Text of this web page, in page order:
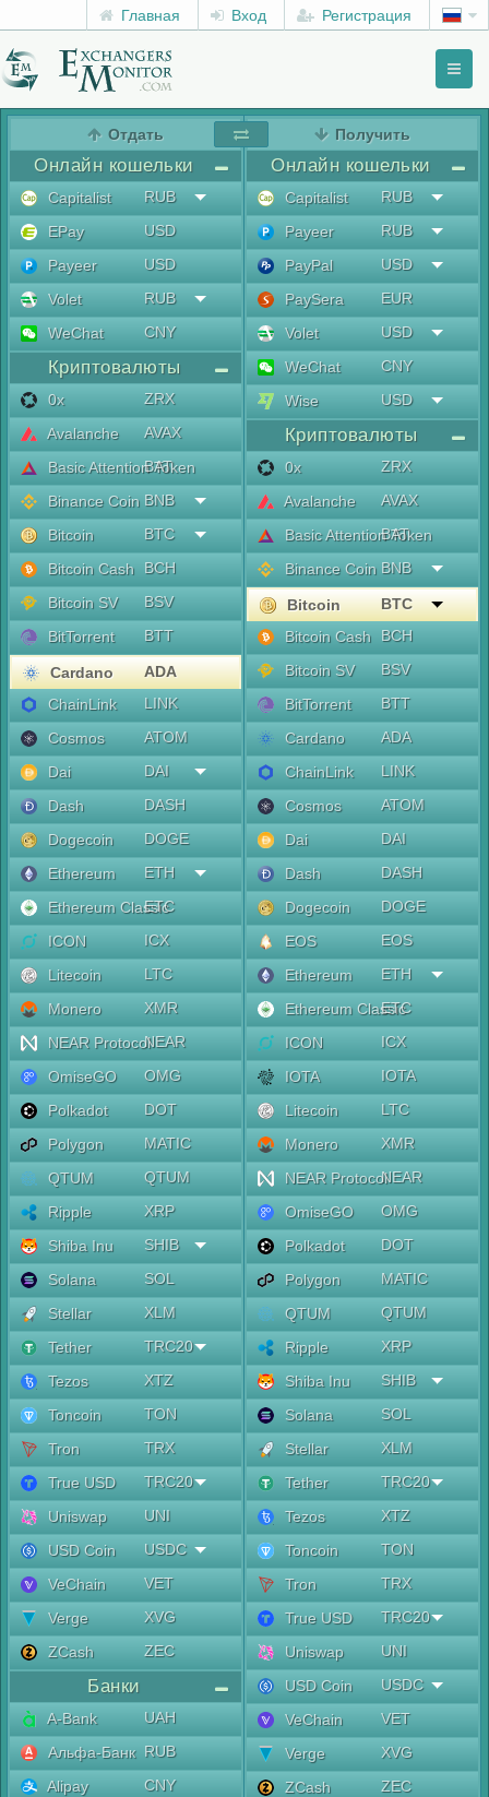
Главная Вход Регистрация
Отдать
Онлайн кошельки
Capitalist
RUB
EPay
USD
Payeer
USD
Volet
RUB
WeChat
CNY
Криптовалюты
0x
ZRX
Avalanche
AVAX
Basic Attention Token
BAT
Binance Coin BNB
Bitcoin
BTC
Bitcoin Cash
BCH
Bitcoin SV
BSV
BitTorrent
BTT
Cardano
ADA
ChainLink
LINK
Cosmos
ATOM
Dai
DAI
Dash
DASH
Dogecoin
DOGE
Ethereum
ETH
Ethereum Classic
ETC
ICON
ICX
Litecoin
LTC
Monero
XMR
NEAR ProtocolNEAR
OmiseGO
OMG
Polkadot
DOT
Polygon
MATIC
QTUM
QTUM
Ripple
XRP
Shiba Inu
SHIB
Solana
SOL
Stellar
XLM
Tether
TRC20
Tezos
XTZ
Toncoin
TON
Tron
TRX
True USD
TRC20
Uniswap
UNI
USD Coin
USDC
VeChain
VET
Verge
XVG
ZCash
ZEC
Банки
A-Bank
UAH
Альфа-Банк RUB
Alipay
CNY
Получить
Онлайн кошельки
Capitalist
RUB
Payeer
RUB
PayPal
USD
PaySera
EUR
Volet
USD
WeChat
CNY
Wise
USD
Криптовалюты
0x
ZRX
Avalanche
AVAX
Basic Attention Token
BAT
Binance Coin BNB
Bitcoin
BTC
Bitcoin Cash
BCH
Bitcoin SV
BSV
BitTorrent
BTT
Cardano
ADA
ChainLink
LINK
Cosmos
ATOM
Dai
DAI
Dash
DASH
Dogecoin
DOGE
EOS
EOS
Ethereum
ETH
Ethereum Classic
ETC
ICON
ICX
IOTA
IOTA
Litecoin
LTC
Monero
XMR
NEAR ProtocolNEAR
OmiseGO
OMG
Polkadot
DOT
Polygon
MATIC
QTUM
QTUM
Ripple
XRP
Shiba Inu
SHIB
Solana
SOL
Stellar
XLM
Tether
TRC20
Tezos
XTZ
Toncoin
TON
Tron
TRX
True USD
TRC20
Uniswap
UNI
USD Coin
USDC
VeChain
VET
Verge
XVG
ZCash
ZEC